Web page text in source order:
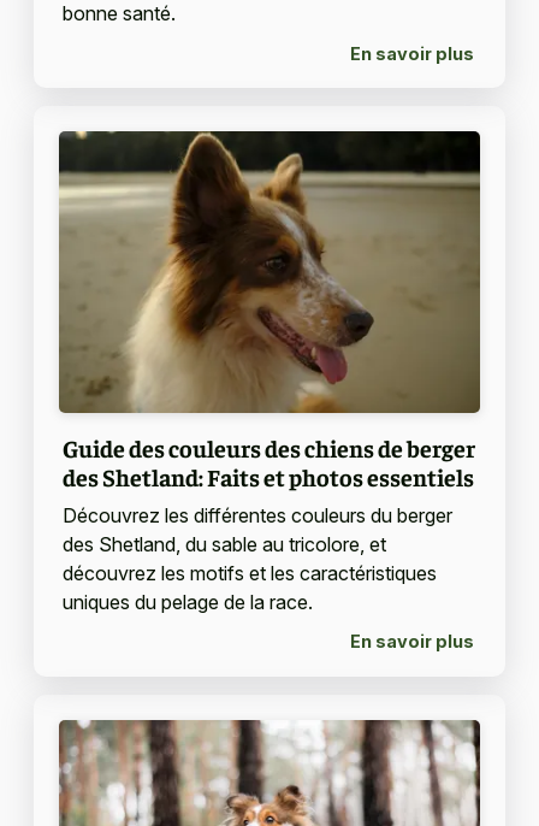
bonne santé.
En savoir plus
Guide des couleurs des chiens de berger
des Shetland: Faits et photos essentiels
Découvrez les différentes couleurs du berger
des Shetland, du sable au tricolore, et
découvrez les motifs et les caractéristiques
uniques du pelage de la race.
En savoir plus